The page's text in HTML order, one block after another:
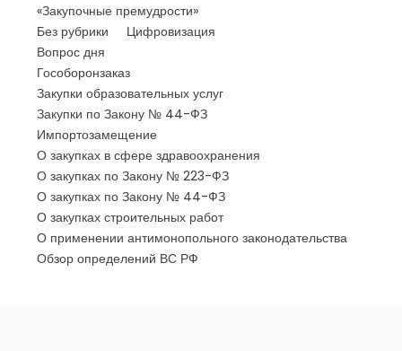
«Закупочные премудрости»
Без рубрики
Цифровизация
Вопрос дня
Гособоронзаказ
Закупки образовательных услуг
Закупки по Закону № 44-ФЗ
Импортозамещение
О закупках в сфере здравоохранения
О закупках по Закону № 223-ФЗ
О закупках по Закону № 44-ФЗ
О закупках строительных работ
О применении антимонопольного законодательства
Обзор определений ВС РФ